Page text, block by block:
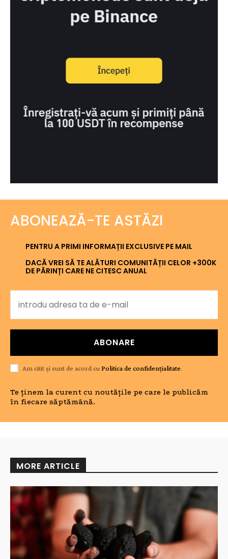
ABONEAZĂ-TE ASTĂZI
PENTRU A PRIMI INFORMAȚII EXCLUSIVE PE MAIL
DACĂ VREI SĂ TE ALĂTURI COMUNITĂȚII CELOR +300K
DE PĂRINȚI CARE NE CITESC ANUAL
ABONARE
Am citit și sunt de acord cu Politica de confidențialitate.
Te ținem la curent cu noutățile pe care le publicăm
în fiecare săptămână.
MORE ARTICLE